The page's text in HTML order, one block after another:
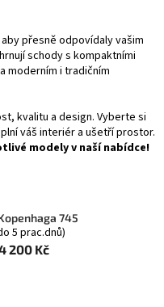
přesně odpovídaly vašim
schody s kompaktními
moderním i tradičním
kvalitu a design. Vyberte si
váš interiér a ušetří prostor.
modely v naší nabídce!
745
5 prac.dnů)
200 Kč